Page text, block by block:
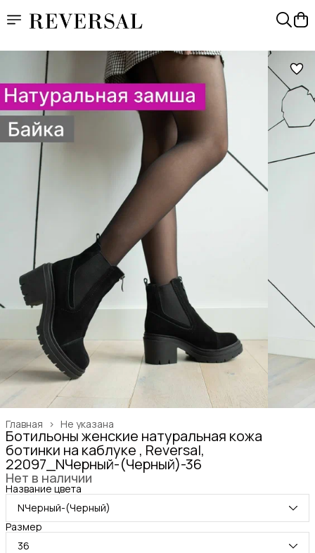
Не указана
Главная ›
Ботильоны женские натуральная кожа
ботинки на каблуке , Reversal,
22097_NЧерный-(Черный)-36
Нет в наличии
Название цвета
NЧерный-(Черный)
Размер
36